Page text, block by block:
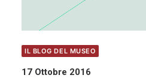
IL BLOG DEL MUSEO
17 Ottobre 2016